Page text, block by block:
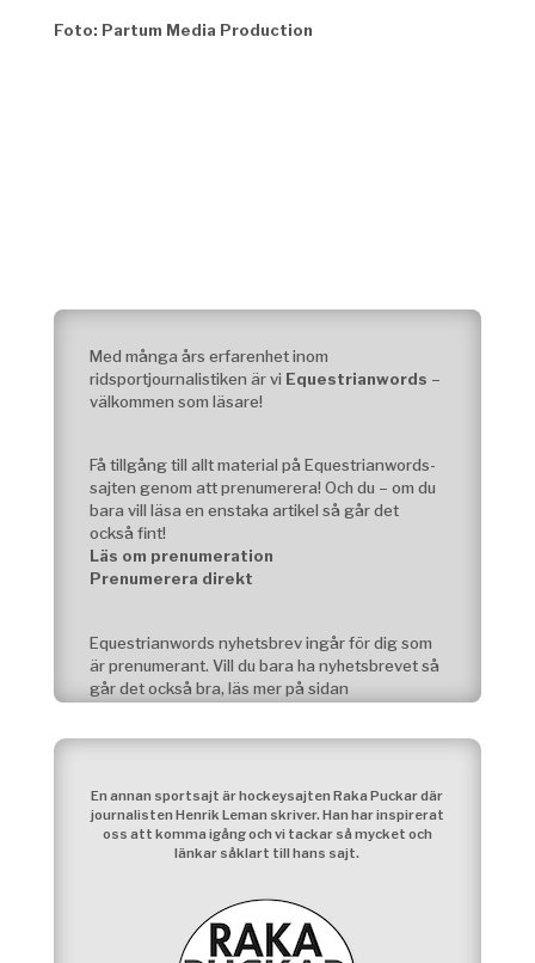
Foto: Partum Media Production
Med många års erfarenhet inom
ridsportjournalistiken är vi Equestrianwords –
välkommen som läsare!
Få tillgång till allt material på Equestrianwords-
sajten genom att prenumerera! Och du – om du
bara vill läsa en enstaka artikel så går det
också fint!
Läs om prenumeration
Prenumerera direkt
Equestrianwords nyhetsbrev ingår för dig som
är prenumerant. Vill du bara ha nyhetsbrevet så
går det också bra, läs mer på sidan
En annan sportsajt är hockeysajten Raka Puckar där
journalisten Henrik Leman skriver. Han har inspirerat
oss att komma igång och vi tackar så mycket och
länkar såklart till hans sajt.